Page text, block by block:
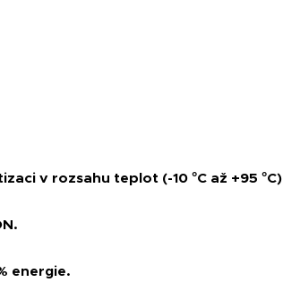
v rozsahu teplot (-10 °C až +95 °C)
energie.